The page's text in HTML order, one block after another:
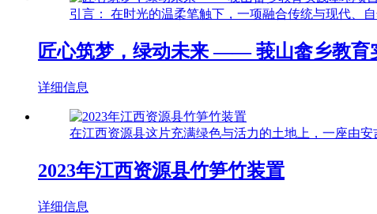
引言： 在时光的温柔笔触下，一项融合传统与现代
匠心筑梦，绿动未来 —— 莪山畲乡教育
详细信息
在江西资源县这片充满绿色与活力的土地上，一座由
2023年江西资源县竹笋竹装置
详细信息